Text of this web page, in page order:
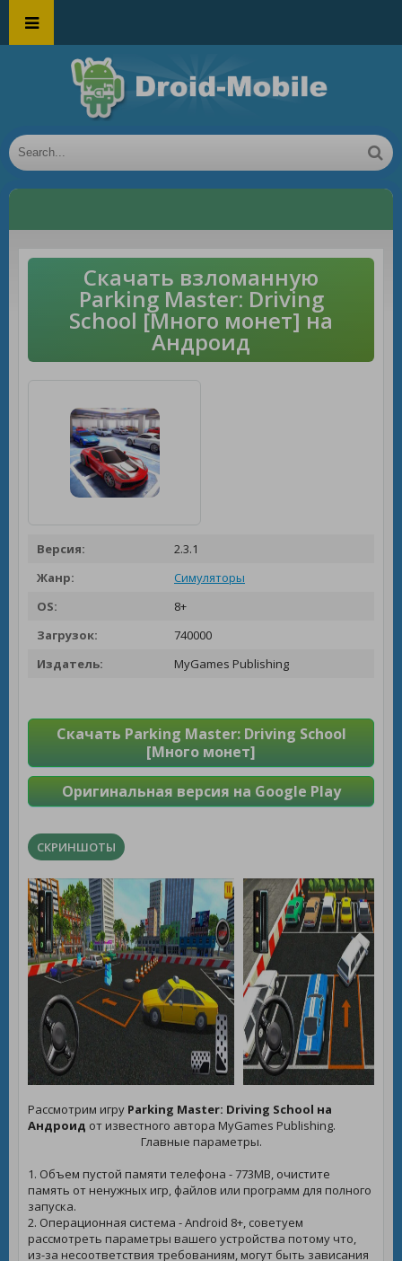
Скачать взломанную
Parking Master: Driving
School [Много монет] на
Андроид
Версия:
2.3.1
Жанр:
Симуляторы
OS:
8+
Загрузок:
740000
Издатель:
MyGames Publishing
Скачать Parking Master: Driving School
[Много монет]
Оригинальная версия на Google Play
СКРИНШОТЫ
Рассмотрим игру Parking Master: Driving School на
Андроид от известного автора MyGames Publishing.
Главные параметры.
1. Объем пустой памяти телефона - 773MB, очистите
память от ненужных игр, файлов или программ для полного
запуска.
2. Операционная система - Android 8+, советуем
рассмотреть параметры вашего устройства потому что,
из-за несоответствия требованиям, могут быть зависания